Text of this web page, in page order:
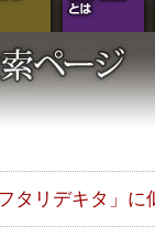
タリデキタ」に